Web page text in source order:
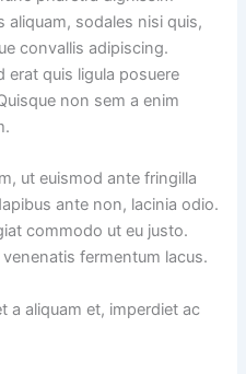
aliquam, sodales nisi quis,
convallis adipiscing.
erat quis ligula posuere
non sem a enim
ut euismod ante fringilla
ante non, lacinia odio.
commodo ut eu justo.
fermentum lacus.
a aliquam et, imperdiet ac